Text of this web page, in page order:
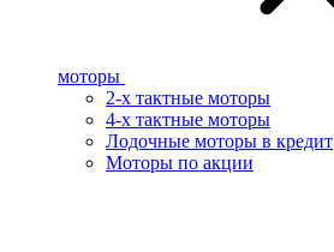
моторы
2-х тактные моторы
4-х тактные моторы
Лодочные моторы в кредит
Моторы по акции